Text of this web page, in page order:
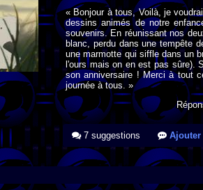
« Bonjour à tous, Voilà, je
dessins animés de notre
souvenirs. En réunissant nos
blanc, perdu dans une tempête
une marmotte qui siffle dans un
l'ours mais on en est pas sûre).
son anniversaire ! Merci à tout
journée à tous. »
7 suggestions